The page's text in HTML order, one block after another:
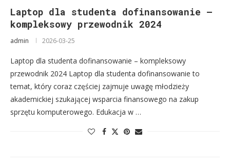
Laptop dla studenta dofinansowanie –
kompleksowy przewodnik 2024
admin 2026-03-25
Laptop dla studenta dofinansowanie – kompleksowy
przewodnik 2024 Laptop dla studenta dofinansowanie to
temat, który coraz częściej zajmuje uwagę młodzieży
akademickiej szukającej wsparcia finansowego na zakup
sprzętu komputerowego. Edukacja w …